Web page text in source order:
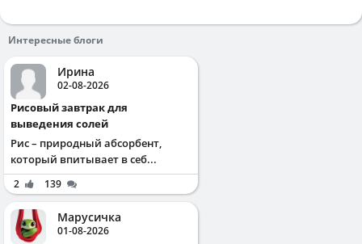
Интересные блоги
Ирина
02-08-2026
Рисовый завтрак для
выведения солей
Рис – природный абсорбент,
который впитывает в себ...
2 139
Марусичка
01-08-2026